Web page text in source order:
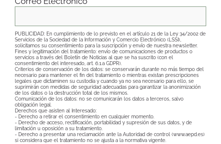
PUBLICIDAD: En cumplimiento de lo previsto en el artículo 21 de la Ley 34/2002 de
Servicios de la Sociedad de la Información y Comercio Electrónico (LSSI),
solicitamos su consentimiento para la suscripción y envío de nuestra newsletter.
Fines y legitimación del tratamiento: envío de comunicaciones de productos o
servicios a través del Boletín de Noticias al que se ha suscrito (con el
consentimiento del interesado, art. 6.1.a GDPR).
Criterios de conservación de los datos: se conservarán durante no más tiempo del
necesario para mantener el fin del tratamiento o mientras existan prescripciones
legales que dictaminen su custodia y cuando ya no sea necesario para ello, se
suprimirán con medidas de seguridad adecuadas para garantizar la anonimización
de los datos o la destrucción total de los mismos.
Comunicación de los datos: no se comunicarán los datos a terceros, salvo
obligación legal.
Derechos que asisten al Interesado:
- Derecho a retirar el consentimiento en cualquier momento.
- Derecho de acceso, rectificación, portabilidad y supresión de sus datos, y de
limitación u oposición a su tratamiento.
- Derecho a presentar una reclamación ante la Autoridad de control (www.aepd.es)
si considera que el tratamiento no se ajusta a la normativa vigente.